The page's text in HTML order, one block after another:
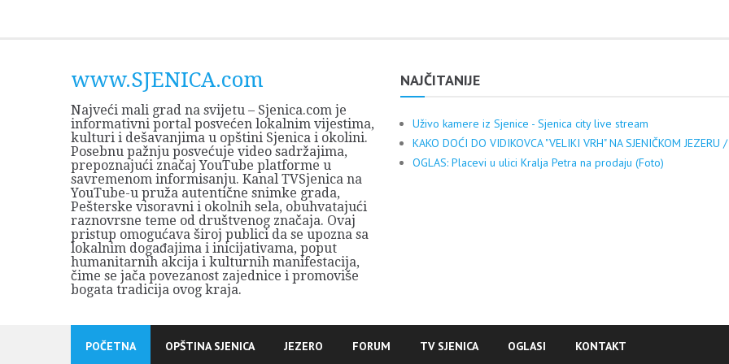
www.SJENICA.com
Najveći mali grad na svijetu – Sjenica.com je
informativni portal posvećen lokalnim vijestima,
kulturi i dešavanjima u opštini Sjenica i okolini.
Posebnu pažnju posvećuje video sadržajima,
prepoznajući značaj YouTube platforme u
savremenom informisanju. Kanal TVSjenica na
YouTube-u pruža autentične snimke grada,
Pešterske visoravni i okolnih sela, obuhvatajući
raznovrsne teme od društvenog značaja. Ovaj
pristup omogućava široj publici da se upozna sa
lokalnim događajima i inicijativama, poput
humanitarnih akcija i kulturnih manifestacija,
čime se jača povezanost zajednice i promoviše
bogata tradicija ovog kraja.
NAJČITANIJE
Uživo kamere iz Sjenice - Sjenica city live stream
KAKO DOĆI DO VIDIKOVCA "VELIKI VRH" NA SJENIČKOM
OGLAS: Placevi u ulici Kralja Petra na prodaju (Foto)
POČETNA OPŠTINA SJENICA JEZERO FORUM TV SJENICA OGLASI KONTAKT